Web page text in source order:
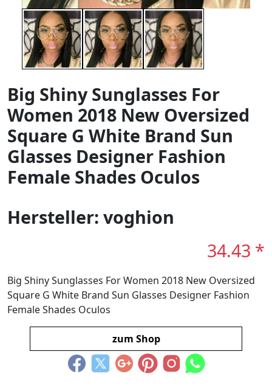
Big Shiny Sunglasses For
Women 2018 New Oversized
Square G White Brand Sun
Glasses Designer Fashion
Female Shades Oculos
Hersteller: voghion
34.43 *
Big Shiny Sunglasses For Women 2018 New Oversized
Square G White Brand Sun Glasses Designer Fashion
Female Shades Oculos
zum Shop